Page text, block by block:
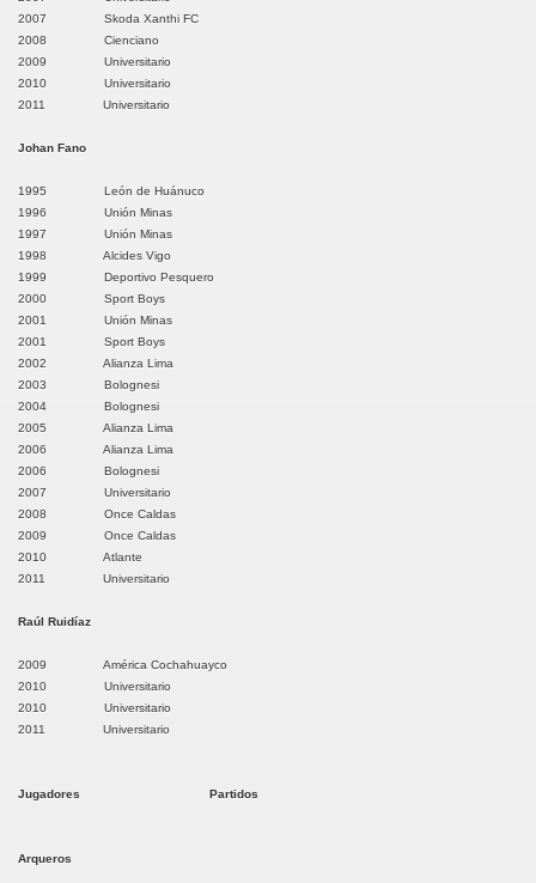
2007 Skoda Xanthi FC
2008 Cienciano
2009 Universitario
2010 Universitario
2011 Universitario
Johan Fano
1995 León de Huánuco
1996 Unión Minas
1997 Unión Minas
1998 Alcides Vigo
1999 Deportivo Pesquero
2000 Sport Boys
2001 Unión Minas
2001 Sport Boys
2002 Alianza Lima
2003 Bolognesi
2004 Bolognesi
2005 Alianza Lima
2006 Alianza Lima
2006 Bolognesi
2007 Universitario
2008 Once Caldas
2009 Once Caldas
2010 Atlante
2011 Universitario
Raúl Ruidíaz
2009 América Cochahuayco
2010 Universitario
2010 Universitario
2011 Universitario
Jugadores Partidos
Arqueros
Chimú